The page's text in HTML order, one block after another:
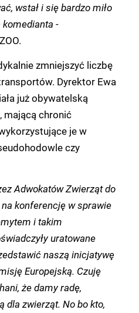
wstał i się bardzo miło
komedianta -
zmniejszyć liczbę
Dyrektor Ewa
już obywatelską
mającą chronić
je w
czy
Adwokatów Zwierząt do
konferencję w sprawie
i takim
uratowane
naszą inicjatywę
Europejską. Czuję
że damy radę,
dla zwierząt. No bo kto,